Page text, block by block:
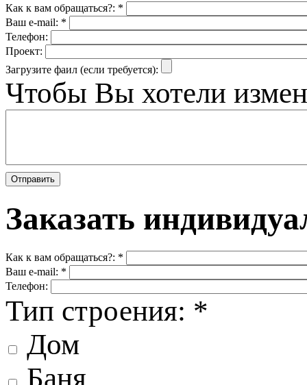
Как к вам обращаться?: *
Ваш e-mail: *
Телефон:
Проект:
Загрузите фаил (если требуется):
Чтобы Вы хотели
Заказать
Как к вам обращаться?: *
Ваш e-mail: *
Телефон:
Тип строения: *
Дом
Баня